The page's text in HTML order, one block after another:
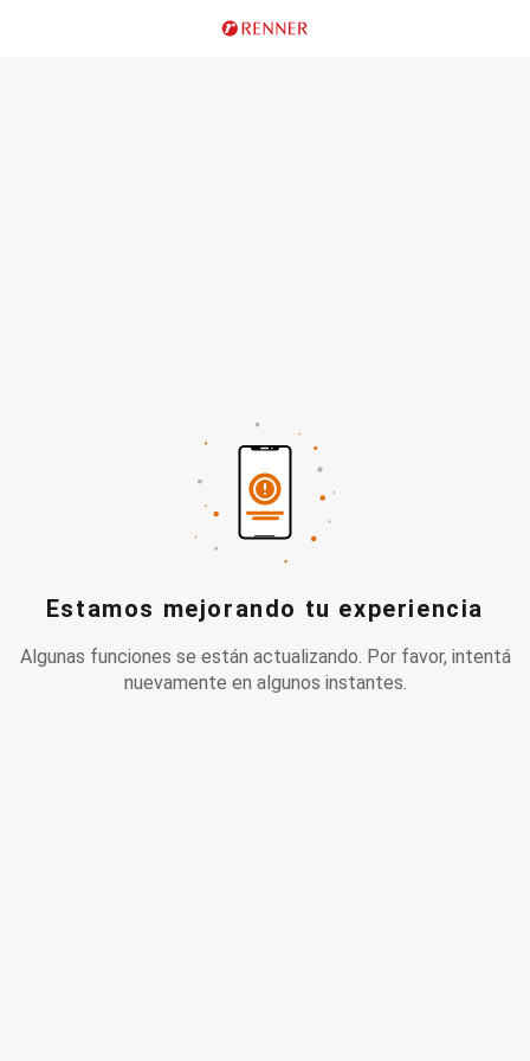
Estamos mejorando tu experiencia
Algunas funciones se están actualizando. Por favor, intentá
nuevamente en algunos instantes.